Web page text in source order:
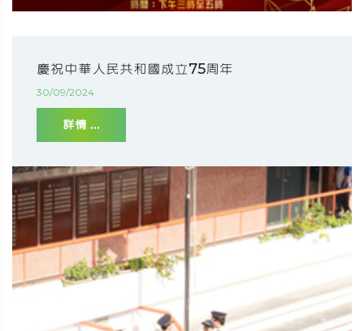
慶祝中華人民共和國成立75周年
30/09/2024
詳情 ...